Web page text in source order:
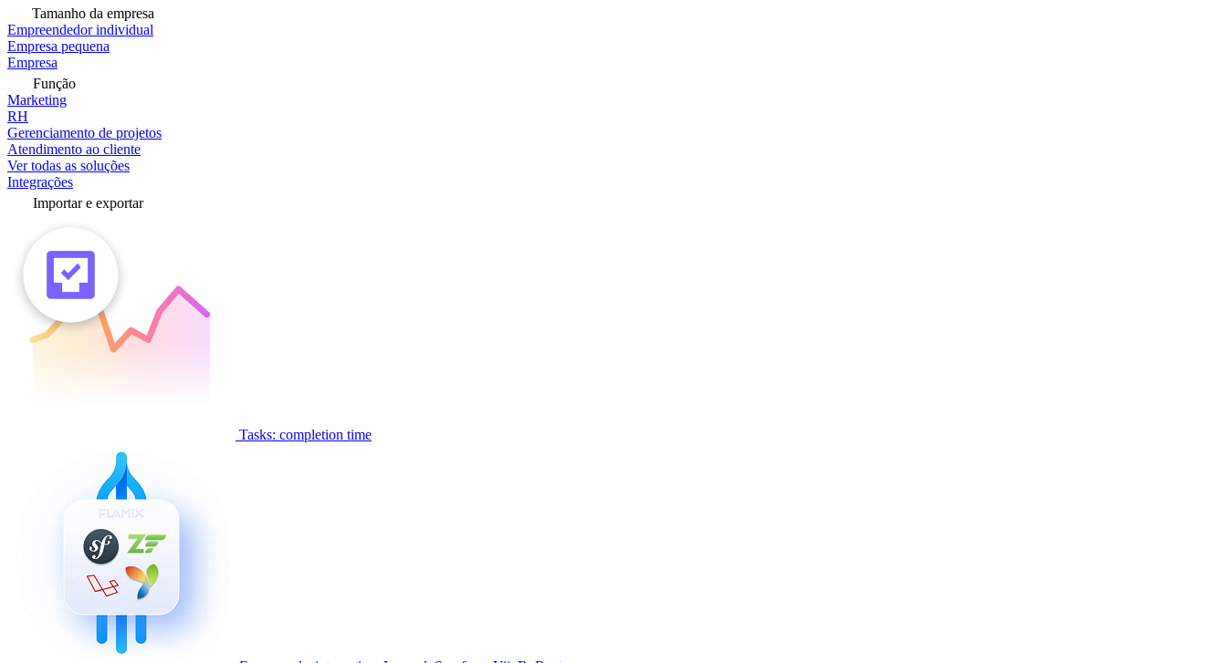
Tamanho da empresa
Empreendedor individual
Empresa pequena
Empresa
Função
Marketing
RH
Gerenciamento de projetos
Atendimento ao cliente
Ver todas as soluções
Integrações
Importar e exportar
Tasks: completion time